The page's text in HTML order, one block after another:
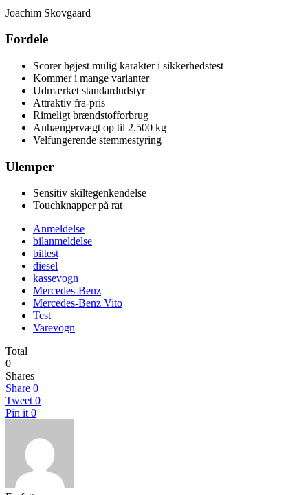
Joachim Skovgaard
Fordele
Scorer højest mulig karakter i sikkerhedstest
Kommer i mange varianter
Udmærket standardudstyr
Attraktiv fra-pris
Rimeligt brændstofforbrug
Anhængervægt op til 2.500 kg
Velfungerende stemmestyring
Ulemper
Sensitiv skiltegenkendelse
Touchknapper på rat
Anmeldelse
bilanmeldelse
biltest
diesel
kassevogn
Mercedes-Benz
Mercedes-Benz Vito
Test
Varevogn
Total
0
Shares
Share 0
Tweet 0
Pin it 0